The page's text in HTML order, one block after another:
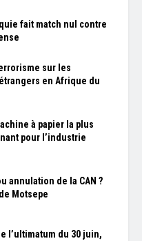
fait match nul contre
sur les
en Afrique du
à papier la plus
pour l’industrie
annulation de la CAN ?
Motsepe
l’ultimatum du 30 juin,